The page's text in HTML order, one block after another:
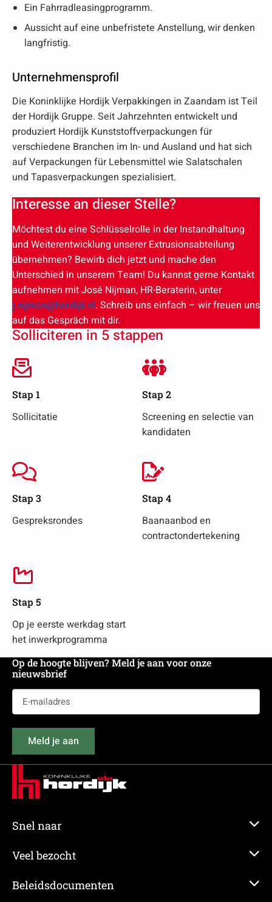
Ein Fahrradleasingprogramm.
Aussicht auf eine unbefristete Anstellung, wir denken
langfristig.
Unternehmensprofil
Die Koninklijke Hordijk Verpakkingen in Zaandam ist Teil
der Hordijk Gruppe. Seit Jahrzehnten entwickelt und
produziert Hordijk Kunststoffverpackungen für
verschiedene Branchen im In- und Ausland und hat sich
auf Verpackungen für Lebensmittel wie Salatschalen
und Tapasverpackungen spezialisiert.
Interesse an dieser Stelle?
Möchtest du eine Schlüsselrolle in der Instandhaltung
und Weiterentwicklung unserer Extrusionsabteilung
übernehmen? Bewirb dich jetzt und mache den
Unterschied in unserem Team! Du kannst gerne Kontakt
aufnehmen mit José Nijman, HR-Beraterin, unter
j.nijman@hordijk.nl. Schreib uns einfach – wir freuen uns
auf das Gespräch mit dir.
Solliciteren in 5 stappen
Stap 1
Sollicitatie
Stap 2
Screening en selectie van
kandidaten
Stap 3
Gespreksrondes
Stap 4
Baanaanbod en
contractondertekening
Stap 5
Op je eerste werkdag start
het inwerkprogramma
Op de hoogte blijven? Meld je aan voor onze
nieuwsbrief
mailadres
(Vereist)
Meld je aan
Snel naar
Veel bezocht
Beleidsdocumenten